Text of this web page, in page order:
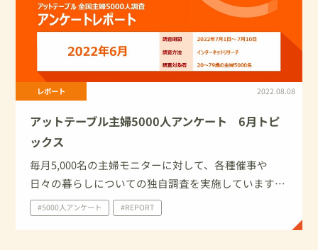
レポート 2022.08.08
アットテーブル主婦5000人アンケート 6月トピ
ックス
毎月5,000名の主婦モニターに対して、各種催事や
日々の暮らしについての独自調査を実施しています。
今回は、2022年6月に家庭で実施したイベント・行事
について、及び父の日についての調査結果を一部ご紹
#5000人アンケート #REPORT